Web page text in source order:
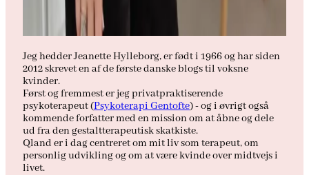
Jeg hedder Jeanette Hylleborg, er født i 1966 og har siden
2012 skrevet en af de første danske blogs til voksne
kvinder.
Først og fremmest er jeg privatpraktiserende
psykoterapeut (Psykoterapi Gentofte) - og i øvrigt også
kommende forfatter med en mission om at åbne og dele
ud fra den gestaltterapeutisk skatkiste.
Qland er i dag centreret om mit liv som terapeut, om
personlig udvikling og om at være kvinde over midtvejs i
livet.